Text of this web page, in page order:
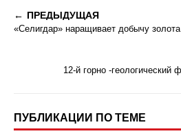
ПРЕДЫДУЩАЯ
«Селигдар» наращивает добычу золота
12-й горно -
ПУБЛИКАЦИИ ПО ТЕМЕ